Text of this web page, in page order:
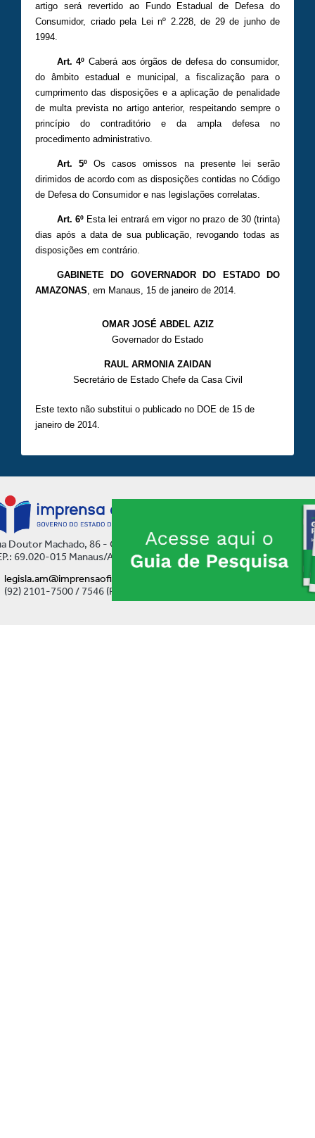
artigo será revertido ao Fundo Estadual de Defesa do
Consumidor, criado pela Lei nº 2.228, de 29 de junho de
1994.
Art. 4º Caberá aos órgãos de defesa do consumidor,
do âmbito estadual e municipal, a fiscalização para o
cumprimento das disposições e a aplicação de penalidade
de multa prevista no artigo anterior, respeitando sempre o
princípio do contraditório e da ampla defesa no
procedimento administrativo.
Art. 5ºOs casos omissos na presente lei serão
dirimidos de acordo com as disposições contidas no Código
de Defesa do Consumidor e nas legislações correlatas.
Art. 6ºEsta lei entrará em vigor no prazo de 30 (trinta)
dias após a data de sua publicação, revogando todas as
disposições em contrário.
GABINETE DO GOVERNADOR DO ESTADO DO
AMAZONAS, em Manaus, 15 de janeiro de 2014.
OMAR JOSÉ ABDEL AZIZ
Governador do Estado
RAUL ARMONIA ZAIDAN
Secretário de Estado Chefe da Casa Civil
Este texto não substitui o publicado no DOE de 15 de
janeiro de 2014.
Doutor Machado, 86 - Centro
69.020-015 Manaus/AM
legisla.am@imprensaoficial.am.gov.br
(92) 2101-7500 / 7546 (Ramal)